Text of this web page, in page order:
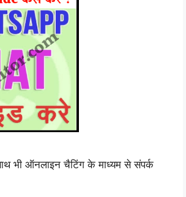
भी ऑनलाइन चैटिंग के माध्यम से संपर्क